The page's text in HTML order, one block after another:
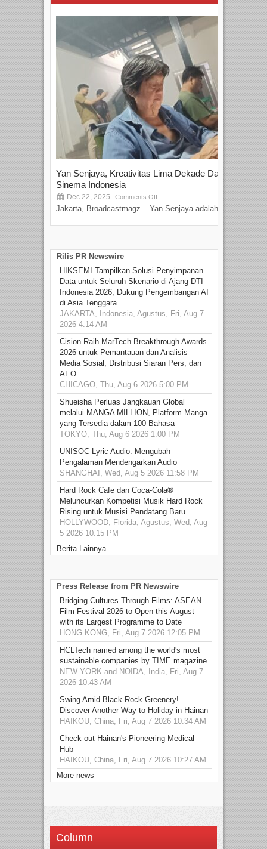
Yan Senjaya, Kreativitas Lima Dekade Dalam
Sinema Indonesia
Dec 22, 2025 Comments Off
Jakarta, Broadcastmagz – Yan Senjaya adalah...
Rilis PR Newswire
HIKSEMI Tampilkan Solusi Penyimpanan
Data untuk Seluruh Skenario di Ajang DTI
Indonesia 2026, Dukung Pengembangan AI
di Asia Tenggara
JAKARTA, Indonesia, Agustus, Fri, Aug 7
2026 4:14 AM
Cision Raih MarTech Breakthrough Awards
2026 untuk Pemantauan dan Analisis
Media Sosial, Distribusi Siaran Pers, dan
AEO
CHICAGO, Thu, Aug 6 2026 5:00 PM
Shueisha Perluas Jangkauan Global
melalui MANGA MILLION, Platform Manga
yang Tersedia dalam 100 Bahasa
TOKYO, Thu, Aug 6 2026 1:00 PM
UNISOC Lyric Audio: Mengubah
Pengalaman Mendengarkan Audio
SHANGHAI, Wed, Aug 5 2026 11:58 PM
Hard Rock Cafe dan Coca-Cola®
Meluncurkan Kompetisi Musik Hard Rock
Rising untuk Musisi Pendatang Baru
HOLLYWOOD, Florida, Agustus, Wed, Aug
5 2026 10:15 PM
Berita Lainnya
Press Release from PR Newswire
Bridging Cultures Through Films: ASEAN
Film Festival 2026 to Open this August
with its Largest Programme to Date
HONG KONG, Fri, Aug 7 2026 12:05 PM
HCLTech named among the world's most
sustainable companies by TIME magazine
NEW YORK and NOIDA, India, Fri, Aug 7
2026 10:43 AM
Swing Amid Black‑Rock Greenery!
Discover Another Way to Holiday in Hainan
HAIKOU, China, Fri, Aug 7 2026 10:34 AM
Check out Hainan's Pioneering Medical
Hub
HAIKOU, China, Fri, Aug 7 2026 10:27 AM
More news
Column